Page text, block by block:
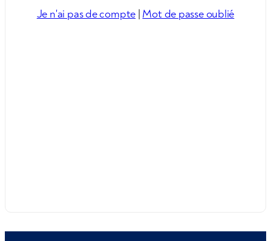
Je n'ai pas de compte | Mot de passe oublié